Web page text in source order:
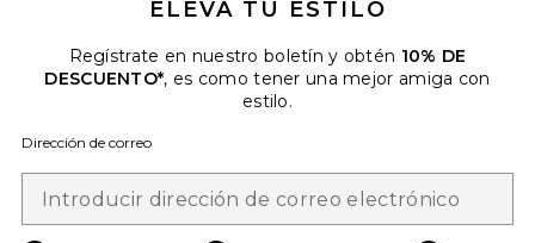
electrónico. Puede retirarse en cualquier momento.
política de
privacidad
Sign Up
ELEVA TU ESTILO
Regístrate en nuestro boletín y obtén 10% DE
DESCUENTO*, es como tener una mejor amiga con
estilo.
Dirección de correo